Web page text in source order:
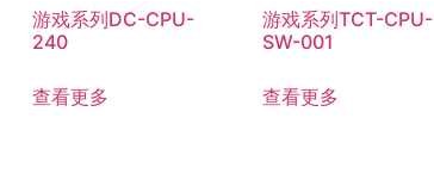
游戏系列DC-CPU-
240
查看更多
游戏系列TCT-CPU-
SW-001
查看更多